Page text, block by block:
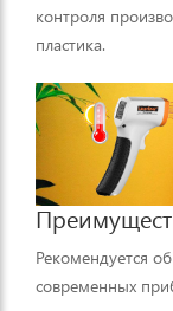
контроля
пластика.
Рекомендуется
современных